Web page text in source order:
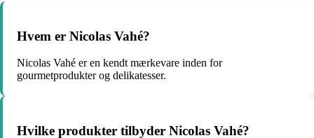
Hvem er Nicolas Vahé?
Nicolas Vahé er en kendt mærkevare inden for
gourmetprodukter og delikatesser.
Hvilke produkter tilbyder Nicolas Vahé?